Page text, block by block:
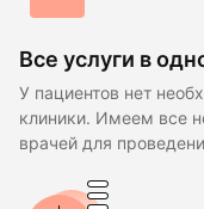
Все услуги в
У пациентов нет
клиники. Имеем все
врачей для